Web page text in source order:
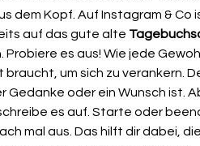
dem Kopf. Auf Instagram & Co
auf das gute alte
Probiere es aus! Wie jede
um sich zu verankern.
Gedanke oder ein Wunsch ist.
es auf. Starte oder
mal aus. Das hilft dir dabei,